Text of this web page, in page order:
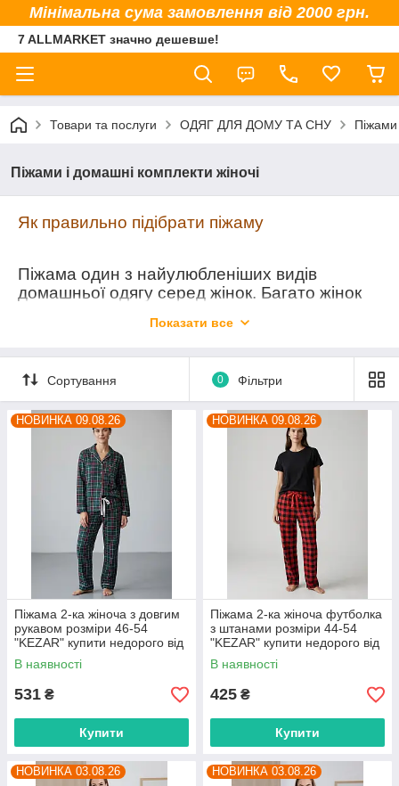
Мінімальна сума замовлення від 2000 грн.
7 ALLMARKET значно дешевше!
Товари та послуги ОДЯГ ДЛЯ ДОМУ ТА СНУ Піжами
Піжами і домашні комплекти жіночі
Як правильно підібрати піжаму
Піжама один з найулюбленіших видів
домашньої одягу серед жінок. Багато жінок
сорочці. Не всім подобатися плутатися в
Піжами бувають двох видів: майка + шорти і
футболка + штани.
(продовження статті
дивіться нижче).
Показати все
Сортування 0 Фільтри
НОВИНКА 09.08.26
Піжама 2-ка жіноча з довгим
рукавом розміри 46-54
"KEZAR" купити недорого від
прямого постачальника
В наявності
531 ₴
Купити
НОВИНКА 09.08.26
Піжама 2-ка жіноча футболка
з штанами розміри 44-54
"KEZAR" купити недорого від
прямого постачальника
В наявності
425 ₴
Купити
НОВИНКА 03.08.26 НОВИНКА 03.08.26